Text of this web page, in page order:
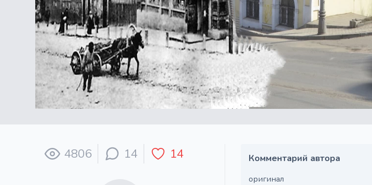
4806 14 14 Комментарий автора
оригинал